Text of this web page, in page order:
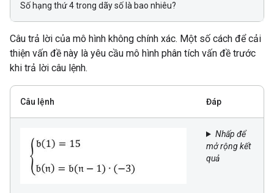
Số hạng thứ 4 trong dãy số là bao nhiêu?
Câu trả lời của mô hình không chính xác. Một số cách để cải
thiện vấn đề này là yêu cầu mô hình phân tích vấn đề trước
khi trả lời câu lệnh.
Câu lệnh Đáp
Nhấp để
mở rộng kết
quả